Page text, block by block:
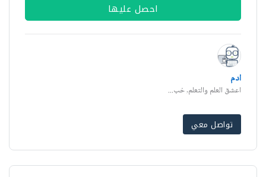
احصل عليها
ادم
اعشق العلم والتعلم, خب...
تواصل معي